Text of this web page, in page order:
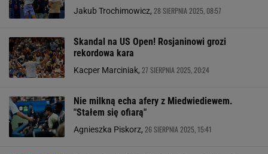
Jakub Trochimowicz, 28 SIERPNIA 2025, 08:57
Skandal na US Open! Rosjaninowi grozi
rekordowa kara
Kacper Marciniak, 27 SIERPNIA 2025, 20:24
Nie milkną echa afery z Miedwiediewem.
"Stałem się ofiarą"
Agnieszka Piskorz, 26 SIERPNIA 2025, 15:41